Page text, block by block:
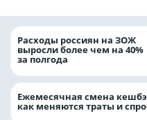
Расходы россиян на ЗОЖ
выросли более чем на 40%
за полгода
Ежемесячная смена
как меняются траты и